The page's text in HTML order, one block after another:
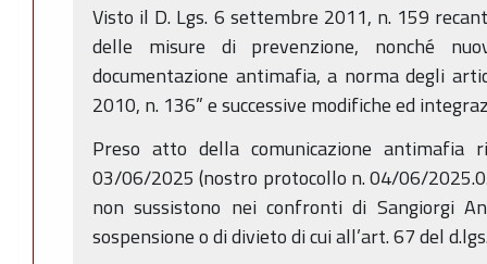
Visto il D. Lgs. 6 settembre 2011, n. 159
delle misure di prevenzione, nonché
documentazione antimafia, a norma degli
2010, n. 136” e successive modifiche ed
Preso atto della comunicazione antimafia
03/06/2025 (nostro protocollo n. 04/06/
non sussistono nei confronti di Sangiorgi
sospensione o di divieto di cui all’art. 67 del